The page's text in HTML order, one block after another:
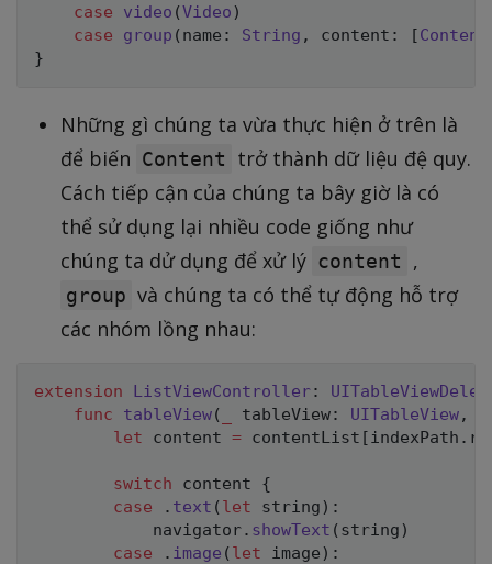
case
video (Video )
case
group ( name : String , content : [Content
}
Những gì chúng ta vừa thực hiện ở trên là
để biến Content
trở thành dữ liệu đệ quy.
Cách tiếp cận của chúng ta bây giờ là có
thể sử dụng lại nhiều code giống như
chúng ta dử dụng để xử lý content ,
group và chúng ta có thể tự động hỗ trợ
các nhóm lồng nhau:
extension ListViewController:
func
tableView( tableView: UITableView,
let content = contentList [indexPath .
switch content {
case
. text ( let string ) :
            navigator
. showText ( string )
case
. image ( let image ) :